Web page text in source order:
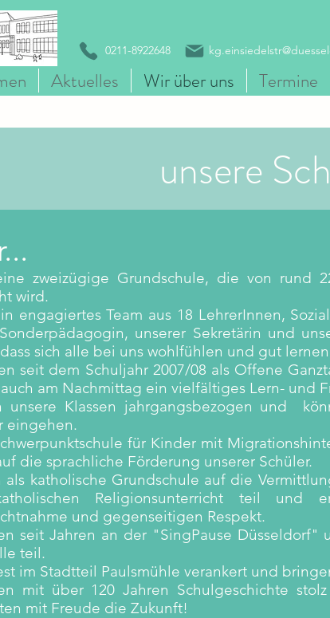
0211-8922648 kg.e
Aktuelles Wir über uns Termine
unsere
zweizügige Grundschule, die von rund
wird.
engagiertes Team aus 18 LehrerInnen,
unserer Sekretärin und
sich alle bei uns wohlfühlen und gut
seit dem Schuljahr 2007/08 als Offene
am Nachmittag ein vielfältiges Lern- und
unsere Klassen jahrgangsbezogen und
eingehen.
für Kinder mit
die sprachliche Förderung unserer Schüler.
als katholische Grundschule auf die
Religionsunterricht teil und
und gegenseitigen Respekt.
seit Jahren an der "SingPause
teil.
im Stadtteil Paulsmühle verankert und
mit über 120 Jahren Schulgeschichte
mit Freude die Zukunft!